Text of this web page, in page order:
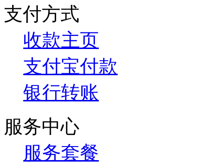
支付方式
收款主页
支付宝付款
银行转账
服务中心
服务套餐